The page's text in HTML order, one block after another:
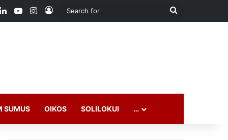
LinkedInYouTubeInstagram
Log In
Search
SUMUS OIKOS SOLILOKUI …